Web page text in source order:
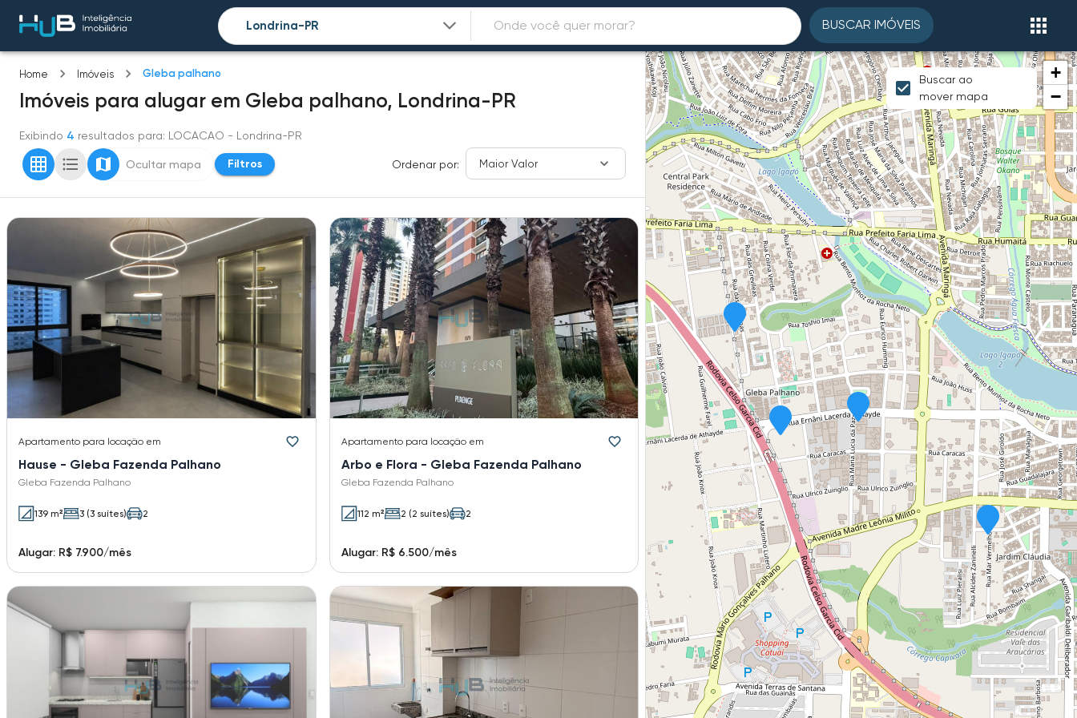
BUSCAR IMÓVEIS
Home Imóveis Gleba palhano
Imóveis para alugar em Gleba palhano, Londrina-PR
Exibindo 4 resultados para: LOCACAO - Londrina-PR
Ocultar mapa Filtros Ordenar por: Maior Valor
Apartamento para locação em
Hause - Gleba Fazenda Palhano
Gleba Fazenda Palhano
139 m² 3 (3 suítes) 2
Alugar: R$ 7.900/mês
Apartamento para locação em
Arbo e Flora - Gleba Fazenda Palhano
Gleba Fazenda Palhano
112 m² 2 (2 suítes) 2
Alugar: R$ 6.500/mês
+
−
Buscar ao
mover mapa